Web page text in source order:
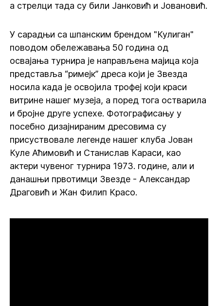
а стрелци тада су били Јанковић и Јовановић.
У сарадњи са шпанским брендом "Кулиган"
поводом обележавања 50 година од
освајања турнира је направљена мајица која
представља “римејк” дреса који је Звезда
носила када је освојила трофеј који краси
витрине нашег музеја, а поред тога остварила
и бројне друге успехе. Фотографисању у
посебно дизајнираним дресовима су
присуствовале легенде нашег клуба Јован
Куле Аћимовић и Станислав Караси, као
актери чувеног турнира 1973. године, али и
данашњи првотимци Звезде - Александар
Драговић и Жан Филип Красо.